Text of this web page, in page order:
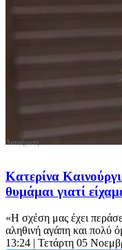
Κατερίνα
θυμάμαι γιατί
«Η σχέση μας έχει
αληθινή αγάπη και πολύ
13:24 | Τετάρτη 05